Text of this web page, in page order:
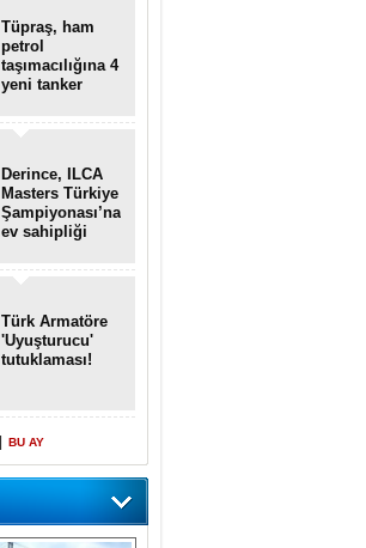
Tüpraş, ham
petrol
taşımacılığına 4
yeni tanker
Derince, ILCA
Masters Türkiye
Şampiyonası’na
ev sahipliği
Türk Armatöre
'Uyuşturucu'
tutuklaması!
BU AY